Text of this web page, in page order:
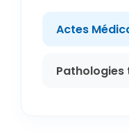
Actes